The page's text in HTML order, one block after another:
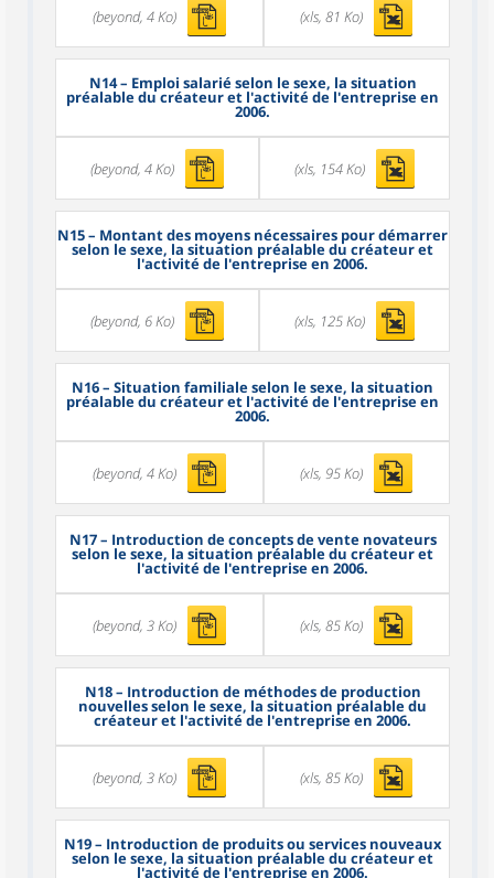
(beyond, 4 Ko) (xls, 81 Ko)
N14– Emploi salarié selon le sexe, la situation
préalable du créateur et l'activité de l'entreprise en
2006.
(beyond, 4 Ko) (xls, 154 Ko)
N15– Montant des moyens nécessaires pour démarrer
selon le sexe, la situation préalable du créateur et
l'activité de l'entreprise en 2006.
(beyond, 6 Ko) (xls, 125 Ko)
N16– Situation familiale selon le sexe, la situation
préalable du créateur et l'activité de l'entreprise en
2006.
(beyond, 4 Ko) (xls, 95 Ko)
N17– Introduction de concepts de vente novateurs
selon le sexe, la situation préalable du créateur et
l'activité de l'entreprise en 2006.
(beyond, 3 Ko) (xls, 85 Ko)
N18– Introduction de méthodes de production
nouvelles selon le sexe, la situation préalable du
créateur et l'activité de l'entreprise en 2006.
(beyond, 3 Ko) (xls, 85 Ko)
N19– Introduction de produits ou services nouveaux
selon le sexe, la situation préalable du créateur et
l'activité de l'entreprise en 2006.